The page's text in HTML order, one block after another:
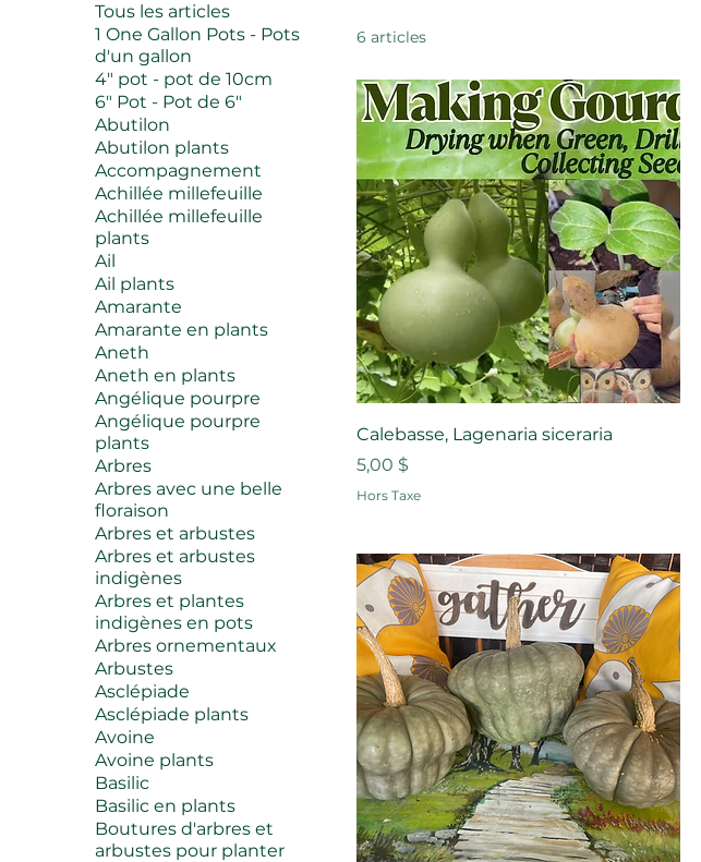
Tous les articles
1 One Gallon Pots - Pots
d'un gallon
4" pot - pot de 10cm
6" Pot - Pot de 6"
Abutilon
Abutilon plants
Accompagnement
Achillée millefeuille
Achillée millefeuille
plants
Ail
Ail plants
Amarante
Amarante en plants
Aneth
Aneth en plants
Angélique pourpre
Angélique pourpre
plants
Arbres
Arbres avec une belle
floraison
Arbres et arbustes
Arbres et arbustes
indigènes
Arbres et plantes
indigènes en pots
Arbres ornementaux
Arbustes
Asclépiade
Asclépiade plants
Avoine
Avoine plants
Basilic
Basilic en plants
Boutures d'arbres et
arbustes pour planter
6 articles
Calebasse, Lagenaria siceraria
Prix
5,00 $
Hors Taxe